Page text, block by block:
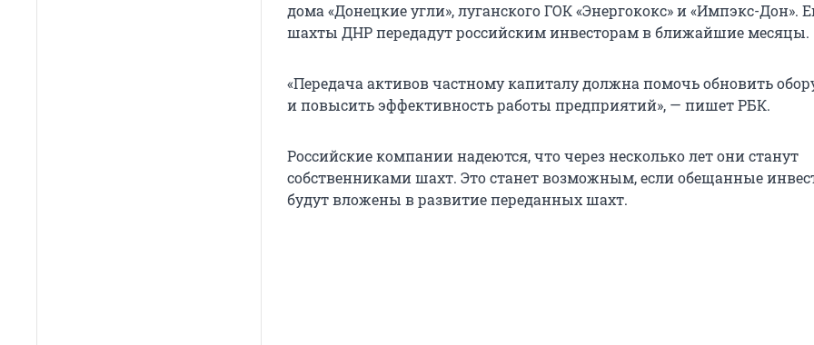
дома «Донецкие угли», луганского ГОК «Энергококс» и «Импэкс-Дон».
шахты ДНР передадут российским инвесторам в ближайшие месяцы.
«Передача активов частному капиталу должна помочь обновить
и повысить эффективность работы предприятий», — пишет РБК.
Российские компании надеются, что через несколько лет они станут
собственниками шахт. Это станет возможным, если обещанные
будут вложены в развитие переданных шахт.